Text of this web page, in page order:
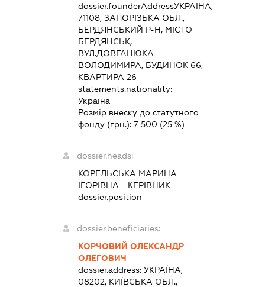
dossier.founderAddressУКРАЇНА,
71108, ЗАПОРІЗЬКА ОБЛ.,
БЕРДЯНСЬКИЙ Р-Н, МІСТО
БЕРДЯНСЬК,
ВУЛ.ДОВГАНЮКА
ВОЛОДИМИРА, БУДИНОК 66,
КВАРТИРА 26
statements.nationality:
Україна
Розмір внеску до статутного
фонду (грн.): 7 500 (25 %)
dossier.heads:
КОРЕЛЬСЬКА МАРИНА
ІГОРІВНА - КЕРІВНИК
dossier.position -
dossier.beneficiaries:
КОРЧОВИЙ ОЛЕКСАНДР
ОЛЕГОВИЧ
dossier.address: УКРАЇНА,
08202, КИЇВСЬКА ОБЛ.,